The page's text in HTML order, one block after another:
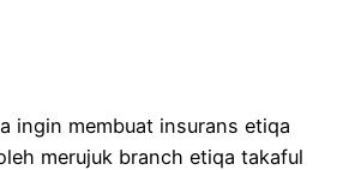
ingin membuat insurans etiqa
merujuk branch etiqa takaful